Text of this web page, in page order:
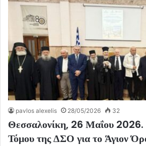
pavlos alexelis 28/05/2026 32
Θεσσαλονίκη, 26 Μαΐου 2026.
Τόμου της ΔΣΟ για το Άγιον